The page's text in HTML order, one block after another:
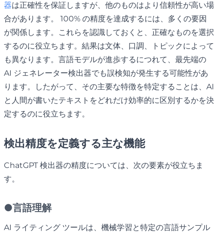
器は正確性を保証しますが、他のものはより信頼性が高い場
合があります。 100% の精度を達成するには、多くの要因
が関係します。これらを認識しておくと、正確なものを選択
するのに役立ちます。結果は文体、口調、トピックによって
も異なります。言語モデルが進歩するにつれて、最先端の
AI ジェネレーター検出器でも誤検知が発生する可能性があ
ります。したがって、その主要な特徴を特定することは、AI
と人間が書いたテキストをどれだけ効率的に区別するかを決
定するのに役立ちます。
検出精度を定義する主な機能
ChatGPT 検出器の精度については、次の要素が役立ちま
す。
●言語理解
AI ライティング ツールは、機械学習と特定の言語サンプル